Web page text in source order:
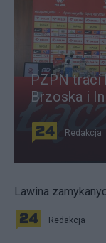
PZPN traci
Brzoska i
Redakcja
Lawina
Redakcja